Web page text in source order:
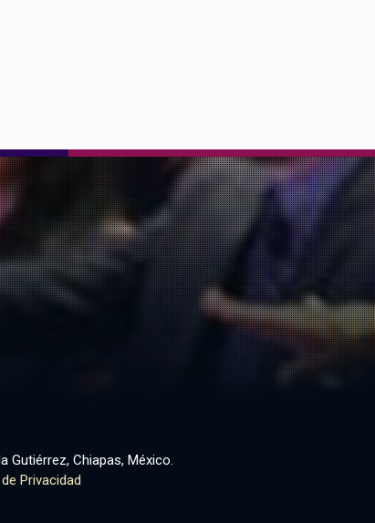
Gutiérrez, Chiapas, México.
Privacidad